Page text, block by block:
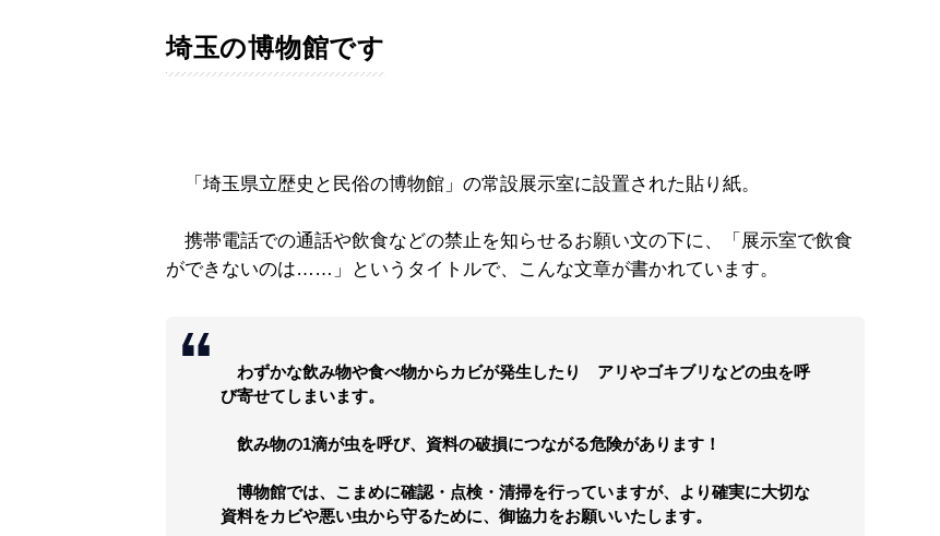
埼玉の博物館です
「埼玉県立歴史と民俗の博物館」の常設展示室に設置された貼り紙。
携帯電話での通話や飲食などの禁止を知らせるお願い文の下に、「展示室で飲食
ができないのは……」というタイトルで、こんな文章が書かれています。
わずかな飲み物や食べ物からカビが発生したり アリやゴキブリなどの虫を呼
び寄せてしまいます。
飲み物の1滴が虫を呼び、資料の破損につながる危険があります！
博物館では、こまめに確認・点検・清掃を行っていますが、より確実に大切な
資料をカビや悪い虫から守るために、御協力をお願いいたします。